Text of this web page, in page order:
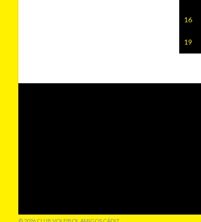
16
19
© 2026 CLUB VOLEIBOL AMIGOS CÁDIZ